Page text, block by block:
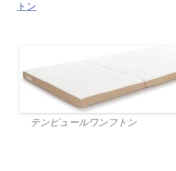
トン
テンピュールワンフトン